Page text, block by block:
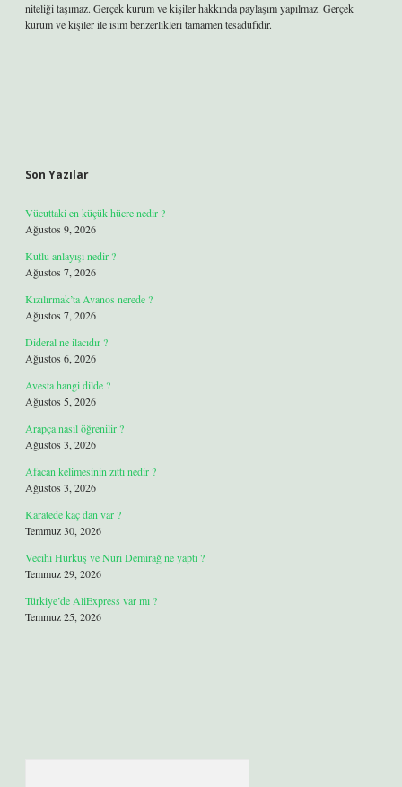
niteliği taşımaz. Gerçek kurum ve kişiler hakkında paylaşım yapılmaz. Gerçek
kurum ve kişiler ile isim benzerlikleri tamamen tesadüfidir.
Son Yazılar
Vücuttaki en küçük hücre nedir ?
Ağustos 9, 2026
Kutlu anlayışı nedir ?
Ağustos 7, 2026
Kızılırmak’ta Avanos nerede ?
Ağustos 7, 2026
Dideral ne ilacıdır ?
Ağustos 6, 2026
Avesta hangi dilde ?
Ağustos 5, 2026
Arapça nasıl öğrenilir ?
Ağustos 3, 2026
Afacan kelimesinin zıttı nedir ?
Ağustos 3, 2026
Karatede kaç dan var ?
Temmuz 30, 2026
Vecihi Hürkuş ve Nuri Demirağ ne yaptı ?
Temmuz 29, 2026
Türkiye’de AliExpress var mı ?
Temmuz 25, 2026